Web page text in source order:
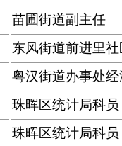
苗圃街道副主任
东风街道前进里
粤汉街道办事处
珠晖区统计局科员
珠晖区统计局科员